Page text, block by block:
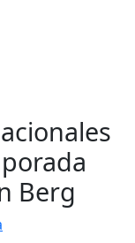
Berg